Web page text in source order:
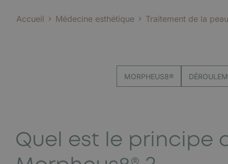
Accueil Médecine esthétique Traitement de la peau
MORPHEUS8®
Quel est le principe